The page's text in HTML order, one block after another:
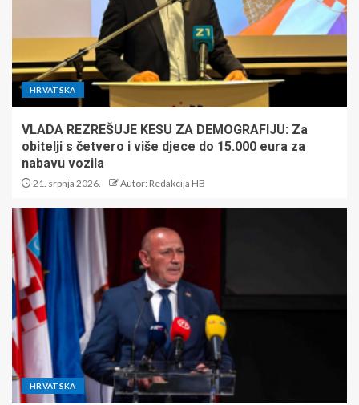
HRVATSKA
VLADA REZREŠUJE KESU ZA DEMOGRAFIJU: Za
obitelji s četvero i više djece do 15.000 eura za
nabavu vozila
21. srpnja 2026. Autor: Redakcija HB
HRVATSKA